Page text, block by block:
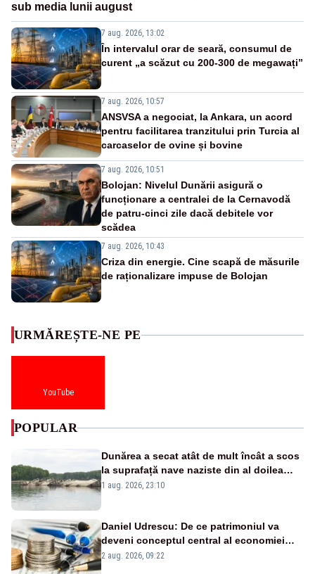
sub media lunii august
7 aug. 2026, 13:02
În intervalul orar de seară, consumul de
curent „a scăzut cu 200-300 de megawați”
7 aug. 2026, 10:57
ANSVSA a negociat, la Ankara, un acord
pentru facilitarea tranzitului prin Turcia al
carcaselor de ovine și bovine
7 aug. 2026, 10:51
Bolojan: Nivelul Dunării asigură o
funcționare a centralei de la Cernavodă
de patru-cinci zile dacă debitele vor
scădea
7 aug. 2026, 10:43
Criza din energie. Cine scapă de măsurile
de raționalizare impuse de Bolojan
URMĂREȘTE-NE PE
YouTube
POPULAR
Dunărea a secat atât de mult încât a scos
la suprafață nave naziste din al doilea
război mondial
1 aug. 2026, 23:10
Daniel Udrescu: De ce patrimoniul va
deveni conceptul central al economiei
viitoare?
2 aug. 2026, 09:22